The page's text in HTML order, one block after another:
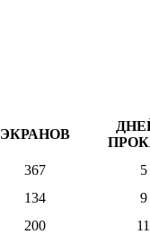
ЭКРАНОВ
367 5
134 9
200 11